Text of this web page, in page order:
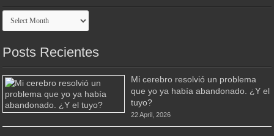
Archivo
Posts Recientes
Mi cerebro resolvió un problema
que yo ya había abandonado. ¿Y el
tuyo?
22 April, 2026